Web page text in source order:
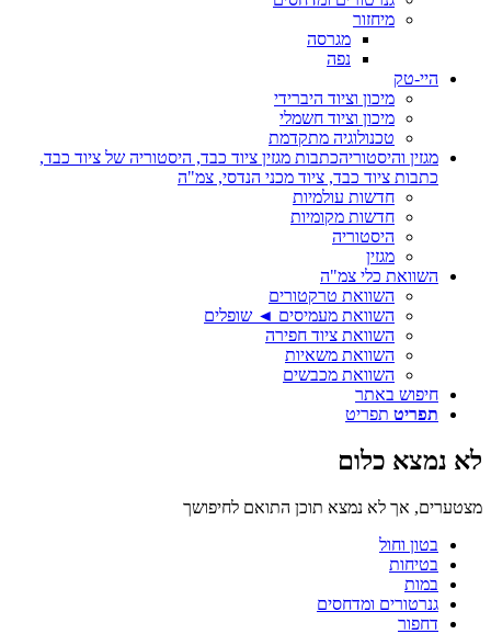
מיחזור
מגרסה
נפה
היי-טק
מיכון וציוד היברידי
מיכון וציוד חשמלי
טכנולוגיה מתקדמת
מגזין והיסטוריהכתבות מגזין ציוד כבד, היסטוריה של ציוד כבד,
כתבות ציוד כבד, ציוד מכני הנדסי, צמ"ה
חדשות עולמיות
חדשות מקומיות
היסטוריה
מגזין
השוואת כלי צמ"ה
השוואת טרקטורים
השוואת מעמיסים ◄ שופלים
השוואת ציוד חפירה
השוואת משאיות
השוואת מכבשים
חיפוש באתר
תפריט תפריט
לא נמצא כלום
מצטערים, אך לא נמצא תוכן התואם לחיפושך
בטון וחול
בטיחות
במות
גנרטורים ומדחסים
דחפור